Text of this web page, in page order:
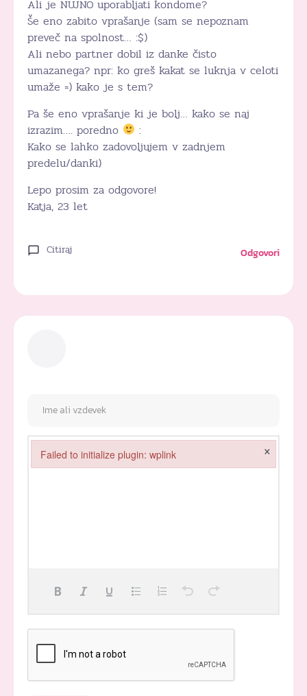
Ali je NUJNO uporabljati kondome?
Še eno zabito vprašanje (sam se nepoznam
preveč na spolnost… :$)
Ali nebo partner dobil iz danke čisto
umazanega? npr: ko greš kakat se luknja v celoti
umaže =) kako je s tem?
Pa še eno vprašanje ki je bolj… kako se naj
izrazim…. poredno
:
Kako se lahko zadovoljujem v zadnjem
predelu/danki)
Lepo prosim za odgovore!
Katja, 23 let
Citiraj Odgovori
Failed to initialize plugin: wplink ×
Failed to initialize plugin: wplink